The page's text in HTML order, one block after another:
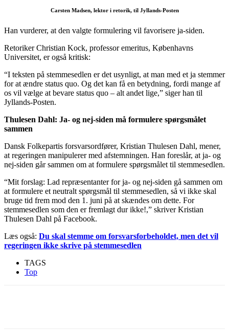
Carsten Madsen, lektor i retorik, til Jyllands-Posten
Han vurderer, at den valgte formulering vil favorisere ja-siden.
Retoriker Christian Kock, professor emeritus, Københavns
Universitet, er også kritisk:
“I teksten på stemmesedlen er det usynligt, at man med et ja stemmer
for at ændre status quo. Og det kan få en betydning, fordi mange af
os vil vælge at bevare status quo – alt andet lige,” siger han til
Jyllands-Posten.
Thulesen Dahl: Ja- og nej-siden må formulere spørgsmålet
sammen
Dansk Folkepartis forsvarsordfører, Kristian Thulesen Dahl, mener,
at regeringen manipulerer med afstemningen. Han foreslår, at ja- og
nej-siden går sammen om at formulere spørgsmålet til stemmesedlen.
“Mit forslag: Lad repræsentanter for ja- og nej-siden gå sammen om
at formulere et neutralt spørgsmål til stemmesedlen, så vi ikke skal
bruge tid frem mod den 1. juni på at skændes om dette. For
stemmesedlen som den er fremlagt dur ikke!,” skriver Kristian
Thulesen Dahl på Facebook.
Læs også: Du skal stemme om forsvarsforbeholdet, men det vil
regeringen ikke skrive på stemmesedlen
TAGS
Top